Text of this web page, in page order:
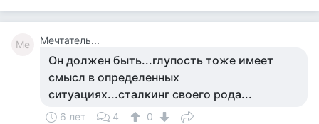
Ме Мечтатель...
Он должен быть...глупость тоже имеет
смысл в определенных
ситуациях...сталкинг своего рода...
6 лет 4 0